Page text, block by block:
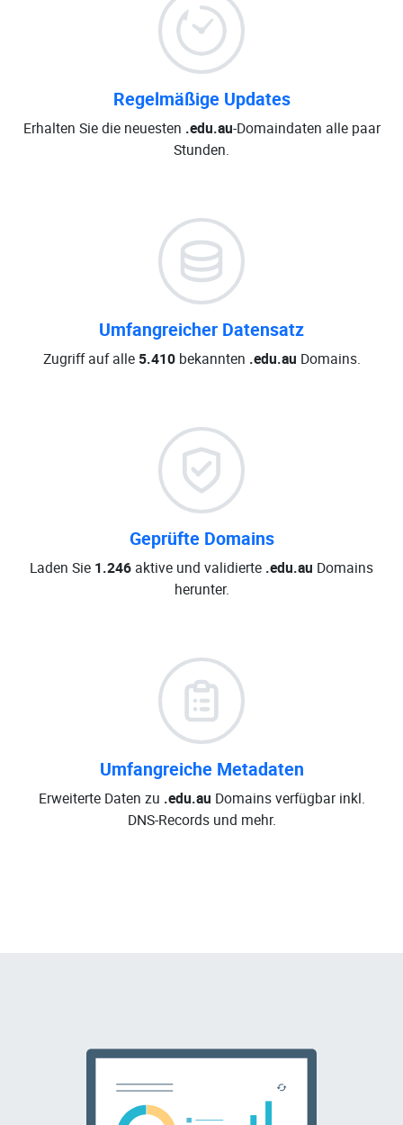
Regelmäßige Updates
Erhalten Sie die neuesten .edu.au-Domaindaten alle paar
Stunden.
Umfangreicher Datensatz
Zugriff auf alle 5.410bekannten .edu.au Domains.
Geprüfte Domains
Laden Sie 1.246 aktive und validierte .edu.au Domains
herunter.
Umfangreiche Metadaten
Erweiterte Daten zu .edu.au Domains verfügbar inkl.
DNS-Records und mehr.